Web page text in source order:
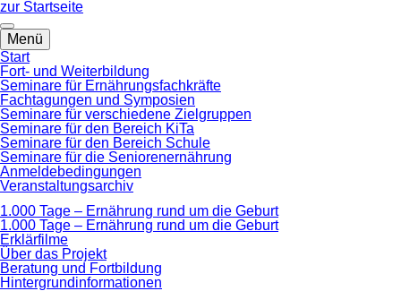
zum
Hauptinhalt
springen
zur Startseite
Menü
Start
Fort- und Weiterbildung
Seminare für Ernährungsfachkräfte
Fachtagungen und Symposien
Seminare für verschiedene Zielgruppen
Seminare für den Bereich KiTa
Seminare für den Bereich Schule
Seminare für die Seniorenernährung
Anmeldebedingungen
Veranstaltungsarchiv
1.000 Tage – Ernährung rund um die Geburt
1.000 Tage – Ernährung rund um die Geburt
Erklärfilme
Über das Projekt
Beratung und Fortbildung
Hintergrundinformationen